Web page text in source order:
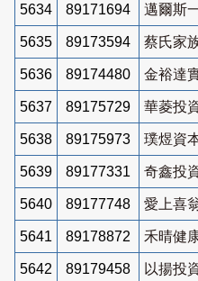
5634 89171694 邁爾斯
5635 89173594 蔡氏家
5636 89174480 金裕達
5637 89175729 華菱投
5638 89175973 璞煜資
5639 89177331 奇鑫投
5640 89177748 愛上喜
5641 89178872 禾晴健
5642 89179458 以揚投